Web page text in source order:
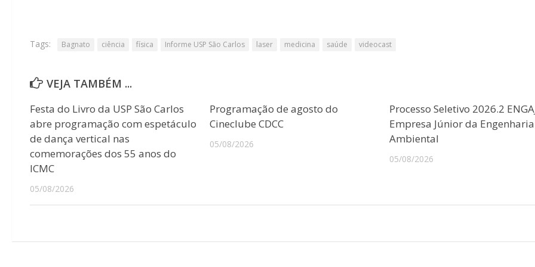
Tags: Bagnato ciência física Informe USP São Carlos laser medicina saúde videocast
VEJA TAMBÉM ...
Festa do Livro da USP São Carlos
abre programação com espetáculo
de dança vertical nas
comemorações dos 55 anos do
ICMC
05/08/2026
Programação de agosto do
Cineclube CDCC
05/08/2026
Processo Seletivo 2026.2
Empresa Júnior da Engenharia
Ambiental
05/08/2026